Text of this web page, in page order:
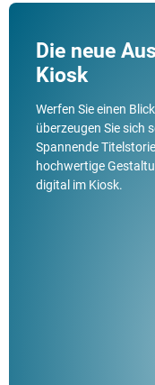
Die neue
Kiosk
Werfen Sie einen
überzeugen Sie sich
Spannende
hochwertige
digital im Kiosk.